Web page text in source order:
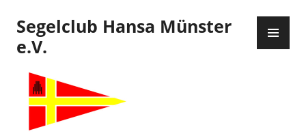
Inhalt
springen
Segelclub Hansa Münster
e.V.